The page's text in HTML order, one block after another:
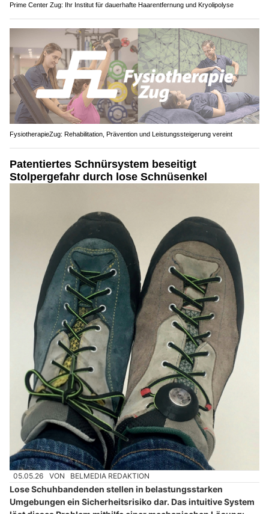
Prime Center Zug: Ihr Institut für dauerhafte Haarentfernung und Kryolipolyse
FysiotherapieZug: Rehabilitation, Prävention und Leistungssteigerung vereint
Patentiertes Schnürsystem beseitigt
Stolpergefahr durch lose Schnüsenkel
05.05.26 VON BELMEDIA REDAKTION
Lose Schuhbandenden stellen in belastungsstarken
Umgebungen ein Sicherheitsrisiko dar. Das intuitive System